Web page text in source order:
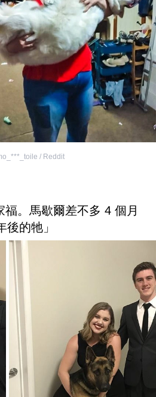
/ Reddit
福。馬歇爾差不多 4 個月
的牠」